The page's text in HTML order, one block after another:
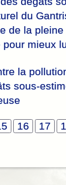
du
de la pleine
mieux
la
sous-
16 17